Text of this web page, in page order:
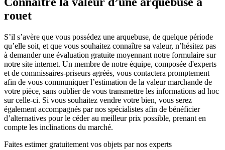
rouet
S’il s’avère que vous possédez une arquebuse, de quelque période
qu’elle soit, et que vous souhaitez connaître sa valeur, n’hésitez pas
à demander une évaluation gratuite moyennant notre formulaire sur
notre site internet. Un membre de notre équipe, composée d'experts
et de commissaires-priseurs agréés, vous contactera promptement
afin de vous communiquer l’estimation de la valeur marchande de
votre pièce, sans oublier de vous transmettre les informations ad hoc
sur celle-ci. Si vous souhaitez vendre votre bien, vous serez
également accompagnés par nos spécialistes afin de bénéficier
d’alternatives pour le céder au meilleur prix possible, prenant en
compte les inclinations du marché.
Faites estimer gratuitement vos objets par nos experts